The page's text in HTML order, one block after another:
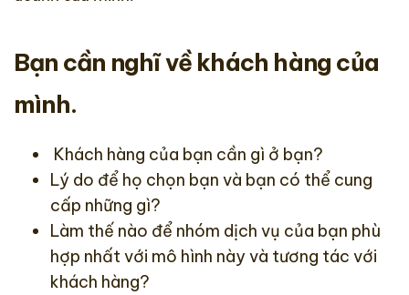
Bạn cần nghĩ về khách hàng của
mình.
Khách hàng của bạn cần gì ở bạn?
Lý do để họ chọn bạn và bạn có thể cung
cấp những gì?
Làm thế nào để nhóm dịch vụ của bạn phù
hợp nhất với mô hình này và tương tác với
khách hàng?